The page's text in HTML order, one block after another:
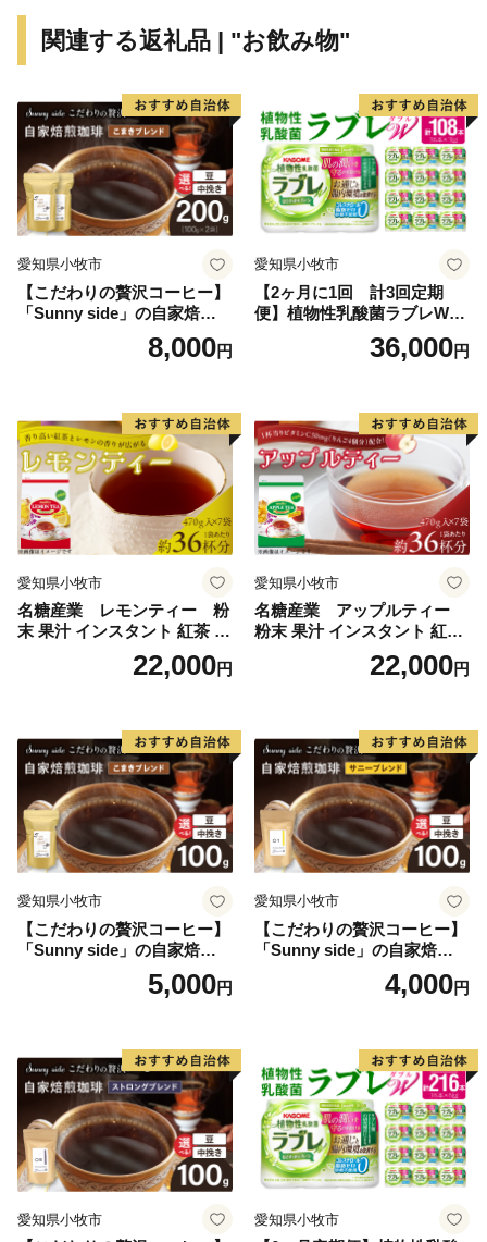
関連する返礼品 | "お飲み物"
愛知県小牧市
【こだわりの贅沢コーヒー】
「Sunny side」の自家焙煎珈
琲こまきブレンド（200g）
8,000円
愛知県小牧市
【2ヶ月に1回 計3回定期
便】植物性乳酸菌ラブレW
プレーン36本（計108本）
36,000円
愛知県小牧市
名糖産業 レモンティー 粉
末 果汁 インスタント 紅茶 ビ
タミンC 袋 ロングセラー 粉
末飲料 粉末茶 簡単 手軽 ホッ
22,000円
愛知県小牧市
名糖産業 アップルティー
粉末 果汁 インスタント 紅茶
ティー ビタミンC 袋 ロング
セラー 粉末飲料 粉末茶 簡単
22,000円
愛知県小牧市
【こだわりの贅沢コーヒー】
「Sunny side」の自家焙煎珈
琲こまきブレンド（100g）
5,000円
愛知県小牧市
【こだわりの贅沢コーヒー】
「Sunny side」の自家焙煎珈
琲サニーブレンド（100g）
4,000円
愛知県小牧市 愛知県小牧市